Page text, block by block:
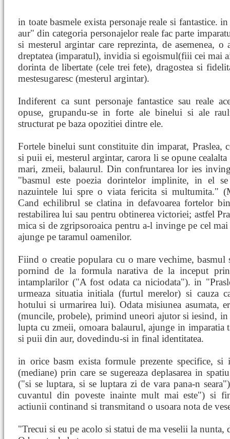
in toate basmele exista personaje reale si fantastice.
aur" din categoria personajelor reale fac parte
si mesterul argintar care reprezinta, de asemenea, o
dreptatea (imparatul), invidia si egoismul(fiii cei mai
dorinta de libertate (cele trei fete), dragostea si
mestesugaresc (mesterul argintar).
Indiferent ca sunt personaje fantastice sau reale
opuse, grupandu-se in forte ale binelui si ale
structurat pe baza opozitiei dintre ele.
Fortele binelui sunt constituite din imparat, Praslea,
si puii ei, mesterul argintar, carora li se opune
mari, zmeii, balaurul. Din confruntarea lor ies
"basmul este poezia dorintelor implinite, in el
nazuintele lui spre o viata fericita si multumita."
Cand echilibrul se clatina in defavoarea fortelor
restabilirea lui sau pentru obtinerea victoriei; astfel
mica si de zgripsoroaica pentru a-l invinge pe cel
ajunge pe taramul oamenilor.
Fiind o creatie populara cu o mare vechime, basmul
pornind de la formula narativa de la inceput prin
intamplarilor ("A fost odata ca niciodata"). in
urmeaza situatia initiala (furtul merelor) si cauza
hotului si urmarirea lui). Odata misiunea asumata,
(muncile, probele), primind uneori ajutor si iesind,
lupta cu zmeii, omoara balaurul, ajunge in imparatia
si puii din aur, dovedindu-si in final identitatea.
in orice basm exista formule prezente specifice,
(mediane) prin care se sugereaza deplasarea in
("si se luptara, si se luptara zi de vara pana-n
cuvantul din poveste inainte mult mai este") si
actiunii continand si transmitand o usoara nota de
"Trecui si eu pe acolo si statui de ma veselii la nunta,